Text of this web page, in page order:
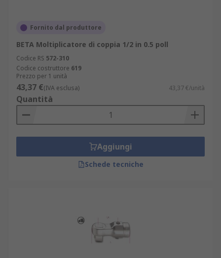
Fornito dal produttore
BETA Moltiplicatore di coppia 1/2 in 0.5 poll
Codice RS 572-310
Codice costruttore 619
Prezzo per 1 unità
43,37 €(IVA esclusa) 43,37 €/unità
Quantità
Aggiungi
Schede tecniche